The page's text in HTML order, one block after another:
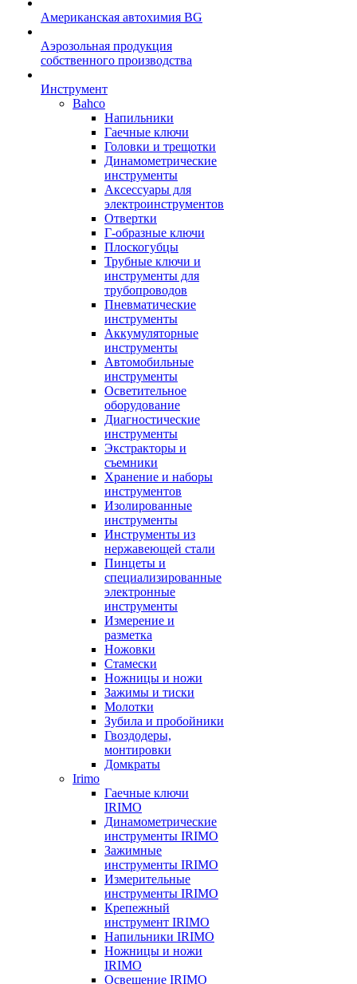
Американская автохимия BG
Аэрозольная продукция
собственного производства
Инструмент
Bahco
Напильники
Гаечные ключи
Головки и трещотки
Динамометрические
инструменты
Аксессуары для
электроинструментов
Отвертки
Г-образные ключи
Плоскогубцы
Трубные ключи и
инструменты для
трубопроводов
Пневматические
инструменты
Аккумуляторные
инструменты
Автомобильные
инструменты
Осветительное
оборудование
Диагностические
инструменты
Экстракторы и
съемники
Хранение и наборы
инструментов
Изолированные
инструменты
Инструменты из
нержавеющей стали
Пинцеты и
специализированные
электронные
инструменты
Измерение и
разметка
Ножовки
Стамески
Ножницы и ножи
Зажимы и тиски
Молотки
Зубила и пробойники
Гвоздодеры,
монтировки
Домкраты
Irimo
Гаечные ключи
IRIMO
Динамометрические
инструменты IRIMO
Зажимные
инструменты IRIMO
Измерительные
инструменты IRIMO
Крепежный
инструмент IRIMO
Напильники IRIMO
Ножницы и ножи
IRIMO
Освещение IRIMO